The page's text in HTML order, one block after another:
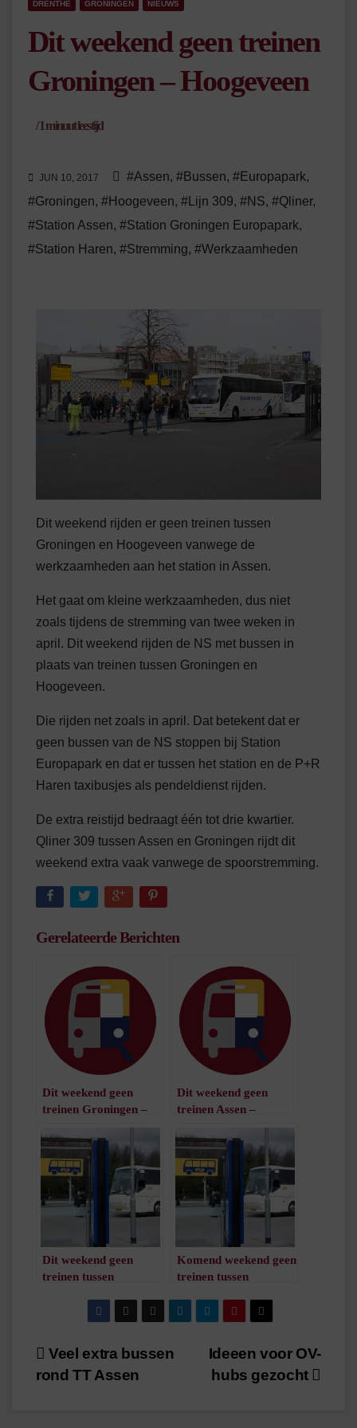
DRENTHE GRONINGEN NIEUWS
Dit weekend geen treinen
Groningen – Hoogeveen
/1 minuut leestijd
JUN 10, 2017 #Assen, #Bussen, #Europapark,
#Groningen, #Hoogeveen, #Lijn 309, #NS, #Qliner,
#Station Assen, #Station Groningen Europapark,
#Station Haren, #Stremming, #Werkzaamheden
Dit weekend rijden er geen treinen tussen
Groningen en Hoogeveen vanwege de
werkzaamheden aan het station in Assen.
Het gaat om kleine werkzaamheden, dus niet
zoals tijdens de stremming van twee weken in
april. Dit weekend rijden de NS met bussen in
plaats van treinen tussen Groningen en
Hoogeveen.
Die rijden net zoals in april. Dat betekent dat er
geen bussen van de NS stoppen bij Station
Europapark en dat er tussen het station en de P+R
Haren taxibusjes als pendeldienst rijden.
De extra reistijd bedraagt één tot drie kwartier.
Qliner 309 tussen Assen en Groningen rijdt dit
weekend extra vaak vanwege de spoorstremming.
Gerelateerde Berichten
Dit weekend geen
treinen Groningen –
/1minuut leestijd
Dit weekend geen
treinen Assen –
/1minuut leestijd
Dit weekend geen
treinen tussen
minuut leestijd
Komend weekend geen
treinen tussen
Hoogeveen
/ 1minuut leestijd
Bericht
Ideeen voor OV-
hubs gezocht
Veel extra bussen
rond TT Assen